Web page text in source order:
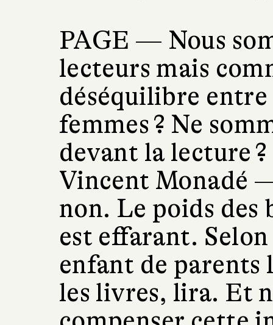
PAGE — Nous
lecteurs mais
déséquilibre entre
femmes ? Ne
devant la lecture ?
Vincent Monadé
non. Le poids
est effarant.
enfant de parents
les livres, lira. Et